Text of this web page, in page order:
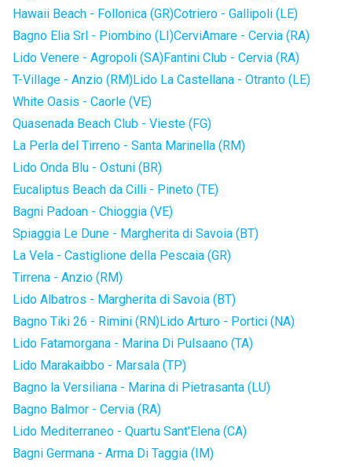
Hawaii Beach - Follonica (GR)Cotriero - Gallipoli (LE)
Bagno Elia Srl - Piombino (LI)CerviAmare - Cervia (RA)
Lido Venere - Agropoli (SA)Fantini Club - Cervia (RA)
T-Village - Anzio (RM)Lido La Castellana - Otranto (LE)
White Oasis - Caorle (VE)
Quasenada Beach Club - Vieste (FG)
La Perla del Tirreno - Santa Marinella (RM)
Lido Onda Blu - Ostuni (BR)
Eucaliptus Beach da Cilli - Pineto (TE)
Bagni Padoan - Chioggia (VE)
Spiaggia Le Dune - Margherita di Savoia (BT)
La Vela - Castiglione della Pescaia (GR)
Tirrena - Anzio (RM)
Lido Albatros - Margherita di Savoia (BT)
Bagno Tiki 26 - Rimini (RN)Lido Arturo - Portici (NA)
Lido Fatamorgana - Marina Di Pulsaano (TA)
Lido Marakaibbo - Marsala (TP)
Bagno la Versiliana - Marina di Pietrasanta (LU)
Bagno Balmor - Cervia (RA)
Lido Mediterraneo - Quartu Sant'Elena (CA)
Bagni Germana - Arma Di Taggia (IM)